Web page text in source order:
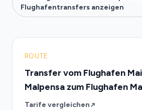
Flughafentransfers anzeigen
ROUTE
Transfer vom Flughafen
Malpensa zum Flughafen
Tarife vergleichen